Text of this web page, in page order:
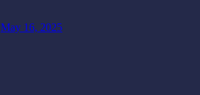
May 16, 2025